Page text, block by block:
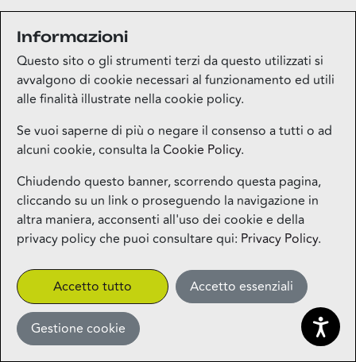
Medi-market
Piano terra
Mila Beauty Lounge
Piano terra
Milos – Greek Food – Coming
Soon
1° piano
CLICK&COLLECT
Miniso
Informazioni
Questo sito o gli strumenti terzi da questo utilizzati si
avvalgono di cookie necessari al funzionamento ed utili
alle finalità illustrate nella cookie policy.
Se vuoi saperne di più o negare il consenso a tutti o ad
alcuni cookie, consulta laCookie Policy.
Chiudendo questo banner, scorrendo questa pagina,
cliccando su un link o proseguendo la navigazione in
altra maniera, acconsenti all'uso dei cookie e della
privacy policy che puoi consultare qui: Privacy Policy.
Accetto tutto Accetto essenziali
Gestione cookie